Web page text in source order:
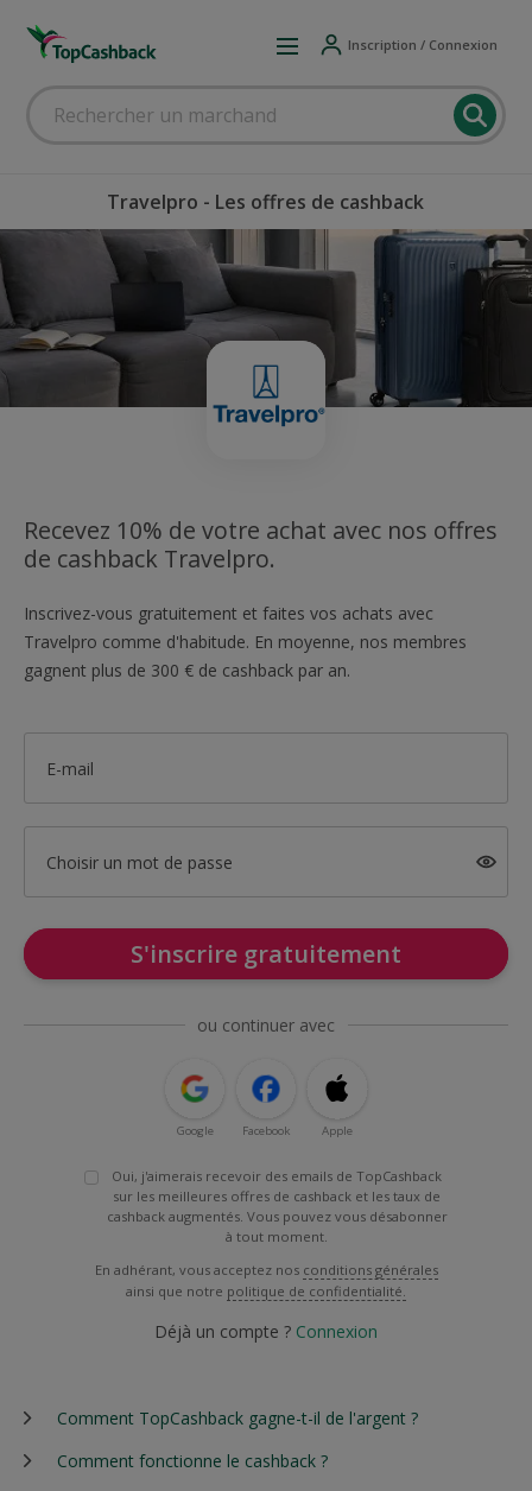
Inscription / Connexion
Travelpro - Les offres de cashback
Recevez 10% de votre achat avec nos offres
de cashback Travelpro.
Inscrivez-vous gratuitement et faites vos achats avec
Travelpro comme d'habitude. En moyenne, nos membres
gagnent plus de 300 € de cashback par an.
E-mail
Choisir un mot de passe
S'inscrire gratuitement
ou continuer avec
Google Facebook Apple
Oui, j'aimerais recevoir des emails de TopCashback
sur les meilleures offres de cashback et les taux de
cashback augmentés. Vous pouvez vous désabonner
à tout moment.
En adhérant, vous acceptez nos conditions générales
ainsi que notre politique de confidentialité.
Déjà un compte ? Connexion
Comment TopCashback gagne-t-il de l'argent ?
Comment fonctionne le cashback ?